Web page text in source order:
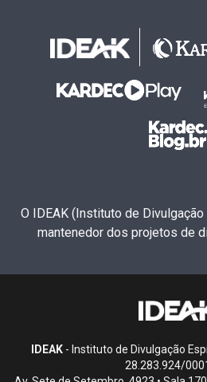
O IDEAK (Instituto de
mantenedor dos projetos de
IDEAK- Instituto de Divulgação
28.283.924/